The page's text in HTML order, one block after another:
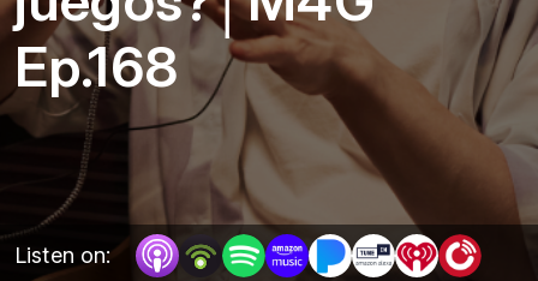
Ep.168
Listen on: